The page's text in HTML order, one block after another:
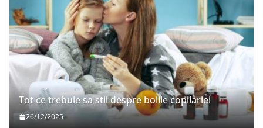
Tot ce trebuie sa stii despre bolile copilariei
26/12/2025